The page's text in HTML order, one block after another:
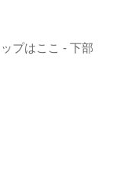
プはここ - 下部